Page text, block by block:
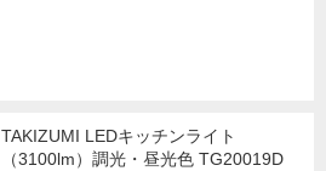
TAKIZUMI LEDキッチンライト
（3100lm）調光・昼光色 TG20019D